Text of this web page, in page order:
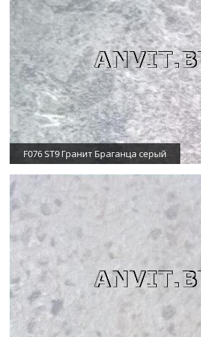
F076 ST9 Гранит Браганца серый